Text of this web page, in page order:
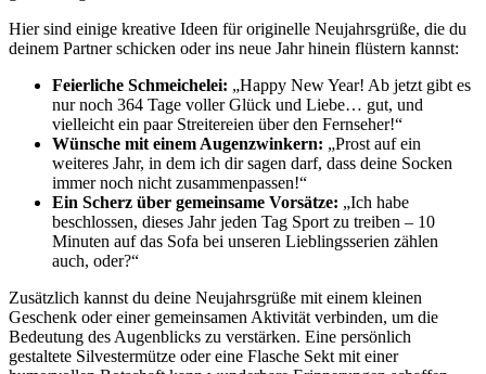
Hier sind einige kreative Ideen für originelle Neujahrsgrüße, die du
deinem Partner schicken oder ins neue Jahr hinein flüstern kannst:
Feierliche Schmeichelei: „Happy New Year! Ab jetzt gibt es
nur noch 364 Tage voller Glück und Liebe… gut, und
vielleicht ein paar Streitereien über den Fernseher!“
Wünsche mit einem Augenzwinkern: „Prost auf ein
weiteres Jahr, in dem ich dir sagen darf, dass deine Socken
immer noch nicht zusammenpassen!“
Ein Scherz über gemeinsame Vorsätze: „Ich habe
beschlossen, dieses Jahr jeden Tag Sport zu treiben – 10
Minuten auf das Sofa bei unseren Lieblingsserien zählen
auch, oder?“
Zusätzlich kannst du deine Neujahrsgrüße mit einem kleinen
Geschenk oder einer gemeinsamen Aktivität verbinden, um die
Bedeutung des Augenblicks zu verstärken. Eine persönlich
gestaltete Silvestermütze oder eine Flasche Sekt mit einer